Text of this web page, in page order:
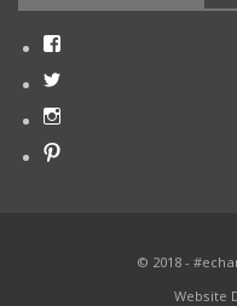
© 2018 -
Website